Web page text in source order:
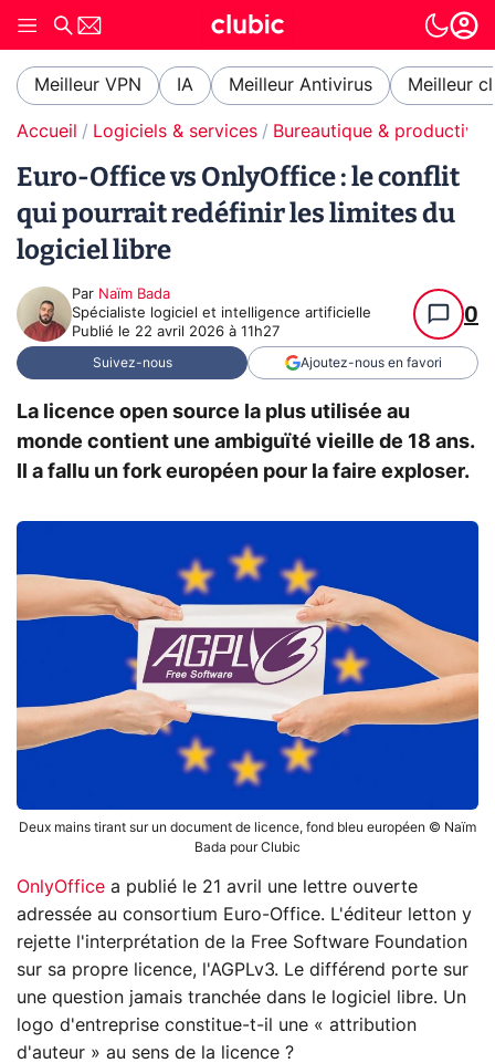
Meilleur VPN IA Meilleur Antivirus Meilleur
Accueil Logiciels & services Bureautique & productivité
Euro-Office vs OnlyOffice : le conflit
qui pourrait redéfinir les limites du
logiciel libre
Par Naïm Bada
Spécialiste logiciel et intelligence artificielle
Publié le 22 avril 2026 à 11h27
0
Suivez-nous Ajoutez-nous en favori
La licence open source la plus utilisée au
monde contient une ambiguïté vieille de 18 ans.
Il a fallu un fork européen pour la faire exploser.
Deux mains tirant sur un document de licence, fond bleu européen © Naïm
Bada pour Clubic
OnlyOffice a publié le 21 avril une lettre ouverte
adressée au consortium Euro-Office. L'éditeur letton y
rejette l'interprétation de la Free Software Foundation
sur sa propre licence, l'AGPLv3. Le différend porte sur
une question jamais tranchée dans le logiciel libre. Un
logo d'entreprise constitue-t-il une « attribution
d'auteur » au sens de la licence ?